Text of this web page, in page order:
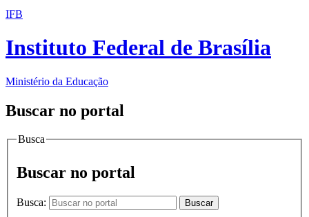
IFB
Instituto Federal de Brasília
Ministério da Educação
Buscar no portal
Busca
Buscar no portal
Busca: Buscar